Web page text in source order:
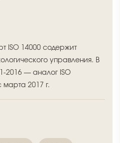
ISO 14000 содержит
управления. В
2016 — аналог ISO
марта 2017 г.